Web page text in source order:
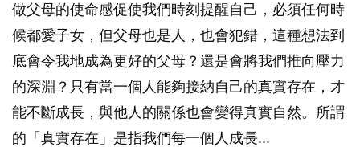
做父母的使命感促使我們時刻提醒自己，必須任何時
候都愛子女，但父母也是人，也會犯錯，這種想法到
底會令我地成為更好的父母？還是會將我們推向壓力
的深淵？只有當一個人能夠接納自己的真實存在，才
能不斷成長，與他人的關係也會變得真實自然。所謂
的「真實存在」是指我們每一個人成長...